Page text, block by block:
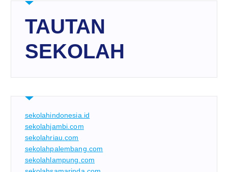
TAUTAN
SEKOLAH
sekolahindonesia.id
sekolahjambi.com
sekolahriau.com
sekolahpalembang.com
sekolahlampung.com